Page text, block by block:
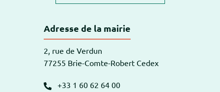
Adresse de la mairie
2, rue de Verdun
77255 Brie-Comte-Robert Cedex
+33 1 60 62 64 00